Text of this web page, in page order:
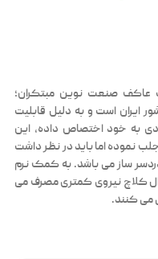
صنعت نوین مبتکران؛
ایران است و به دلیل قابلیت
به خود اختصاص داده, این
نموده اما باید در نظر داشت
ساز می باشد. به کمک نرم
کلاچ نیروی کمتری مصرف می
می کنند.